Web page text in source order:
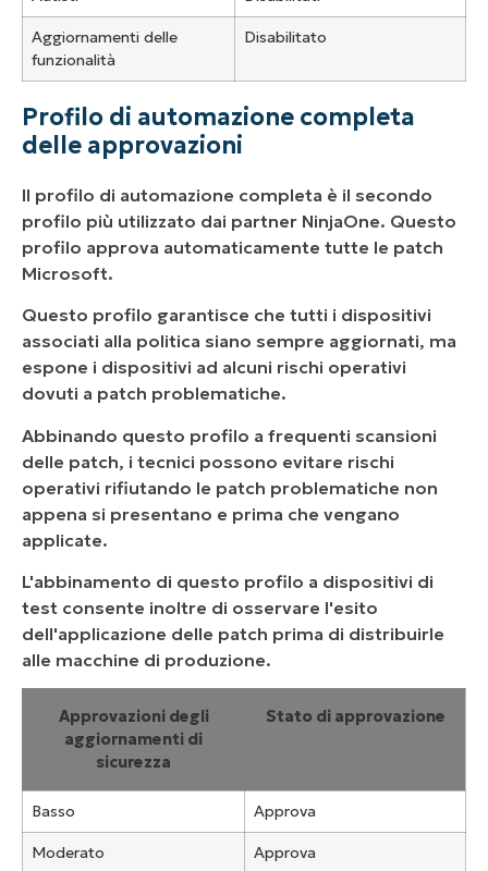
Aggiornamenti delle
funzionalità
Disabilitato
Profilo di automazione completa
delle approvazioni
Il profilo di automazione completa è il secondo
profilo più utilizzato dai partner NinjaOne. Questo
profilo approva automaticamente tutte le patch
Microsoft.
Questo profilo garantisce che tutti i dispositivi
associati alla politica siano sempre aggiornati, ma
espone i dispositivi ad alcuni rischi operativi
dovuti a patch problematiche.
Abbinando questo profilo a frequenti scansioni
delle patch, i tecnici possono evitare rischi
operativi rifiutando le patch problematiche non
appena si presentano e prima che vengano
applicate.
L'abbinamento di questo profilo a dispositivi di
test consente inoltre di osservare l'esito
dell'applicazione delle patch prima di distribuirle
alle macchine di produzione.
Approvazioni degli
aggiornamenti di
sicurezza
Stato di approvazione
Basso Approva
Moderato Approva